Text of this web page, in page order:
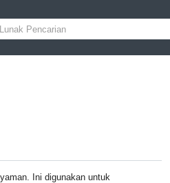
Ini digunakan untuk